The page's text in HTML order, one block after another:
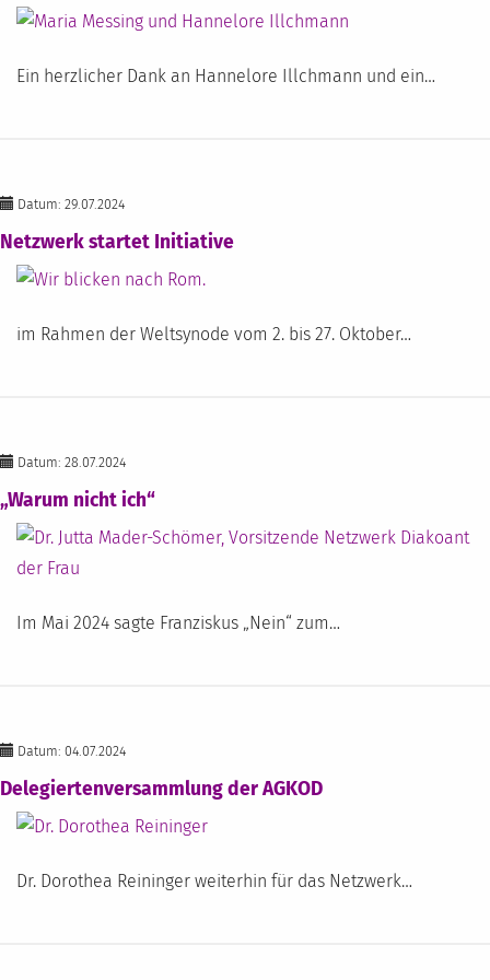
Ein herzlicher Dank an Hannelore Illchmann und ein…
Datum: 29.07.2024
Netzwerk startet Initiative
im Rahmen der Weltsynode vom 2. bis 27. Oktober…
Datum: 28.07.2024
„Warum nicht ich“
Im Mai 2024 sagte Franziskus „Nein“ zum…
Datum: 04.07.2024
Delegiertenversammlung der AGKOD
Dr. Dorothea Reininger weiterhin für das Netzwerk…